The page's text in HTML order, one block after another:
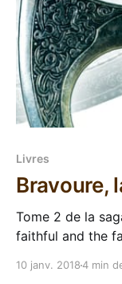
Livres
Bravoure,
Tome 2 de la
faithful and the fallen)
par John
10 janv. 20184 min